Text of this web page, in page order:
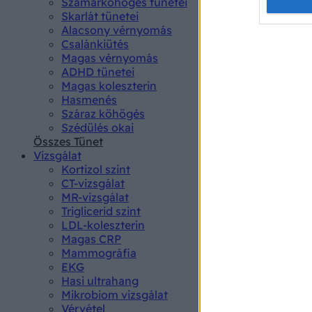
Skarlát tünetei
Alacsony vérnyomás
Csalánkiütés
Magas vérnyomás
ADHD tünetei
Magas koleszterin
Hasmenés
Száraz köhögés
Szédülés okai
Összes Tünet
Vizsgálat
Kortizol szint
CT-vizsgálat
MR-vizsgálat
Triglicerid szint
LDL-koleszterin
Magas CRP
Mammográfia
EKG
Hasi ultrahang
Mikrobiom vizsgálat
Vérvétel